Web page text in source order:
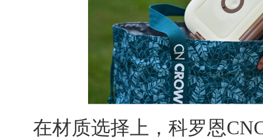
在材质选择上，科罗恩